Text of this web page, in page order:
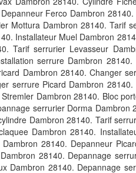
Ferco Dambron
Mottura Dambron 28140. Tarif
Installateur Muel Dambron
Tarif serrurier Levasseur
serrure Dambron 28140.
Dambron 28140. Changer
serrure Picard Dambron 28140.
Dambron 28140. Bloc
serrurier Dorma Dambron
Dambron 28140. Tarif
Dambron 28140.
28140. Depanneur
28140. Depannage
Dambron 28140. Depannage